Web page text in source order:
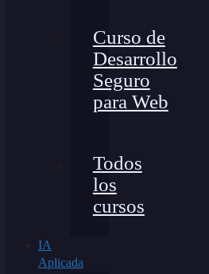
Curso de
Desarrollo
Seguro
para Web
Todos
los
cursos
IA
Aplicada